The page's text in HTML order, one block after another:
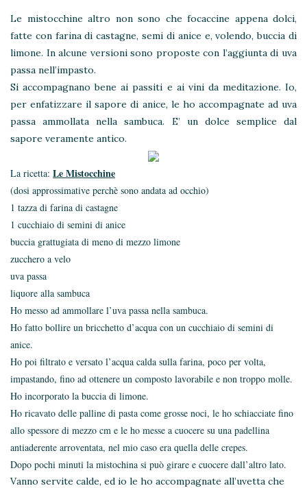
Le mistocchine altro non sono che focaccine appena dolci,
fatte con farina di castagne, semi di anice e, volendo, buccia di
limone. In alcune versioni sono proposte con l’aggiunta di uva
passa nell’impasto.
Si accompagnano bene ai passiti e ai vini da meditazione. Io,
per enfatizzare il sapore di anice, le ho accompagnate ad uva
passa ammollata nella sambuca. E’ un dolce semplice dal
sapore veramente antico.
La ricetta: Le Mistocchine
(dosi approssimative perchè sono andata ad occhio)
1 tazza di farina di castagne
1 cucchiaio di semini di anice
buccia grattugiata di meno di mezzo limone
zucchero a velo
uva passa
liquore alla sambuca
Ho messo ad ammollare l’uva passa nella sambuca.
Ho fatto bollire un bricchetto d’acqua con un cucchiaio di semini di
anice.
Ho poi filtrato e versato l’acqua calda sulla farina, poco per volta,
impastando, fino ad ottenere un composto lavorabile e non troppo molle.
Ho incorporato la buccia di limone.
Ho ricavato delle palline di pasta come grosse noci, le ho schiacciate fino
allo spessore di mezzo cm e le ho messe a cuocere su una padellina
antiaderente arroventata, nel mio caso era quella delle crepes.
Dopo pochi minuti la mistochina si può girare e cuocere dall’altro lato.
Vanno servite calde, ed io le ho accompagnate all’uvetta che